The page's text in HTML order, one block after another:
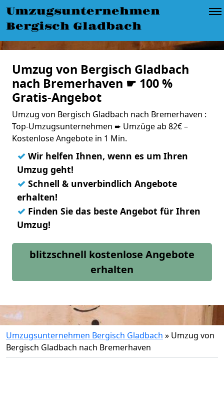
Umzugsunternehmen
Bergisch Gladbach
Umzug von Bergisch Gladbach
nach Bremerhaven ☛ 100 %
Gratis-Angebot
Umzug von Bergisch Gladbach nach Bremerhaven :
Top-Umzugsunternehmen ➨ Umzüge ab 82€ –
Kostenlose Angebote in 1 Min.
✓ Wir helfen Ihnen, wenn es um Ihren
Umzug geht!
✓ Schnell & unverbindlich Angebote
erhalten!
✓ Finden Sie das beste Angebot für Ihren
Umzug!
blitzschnell kostenlose Angebote
erhalten
Umzugsunternehmen Bergisch Gladbach » Umzug von
Bergisch Gladbach nach Bremerhaven